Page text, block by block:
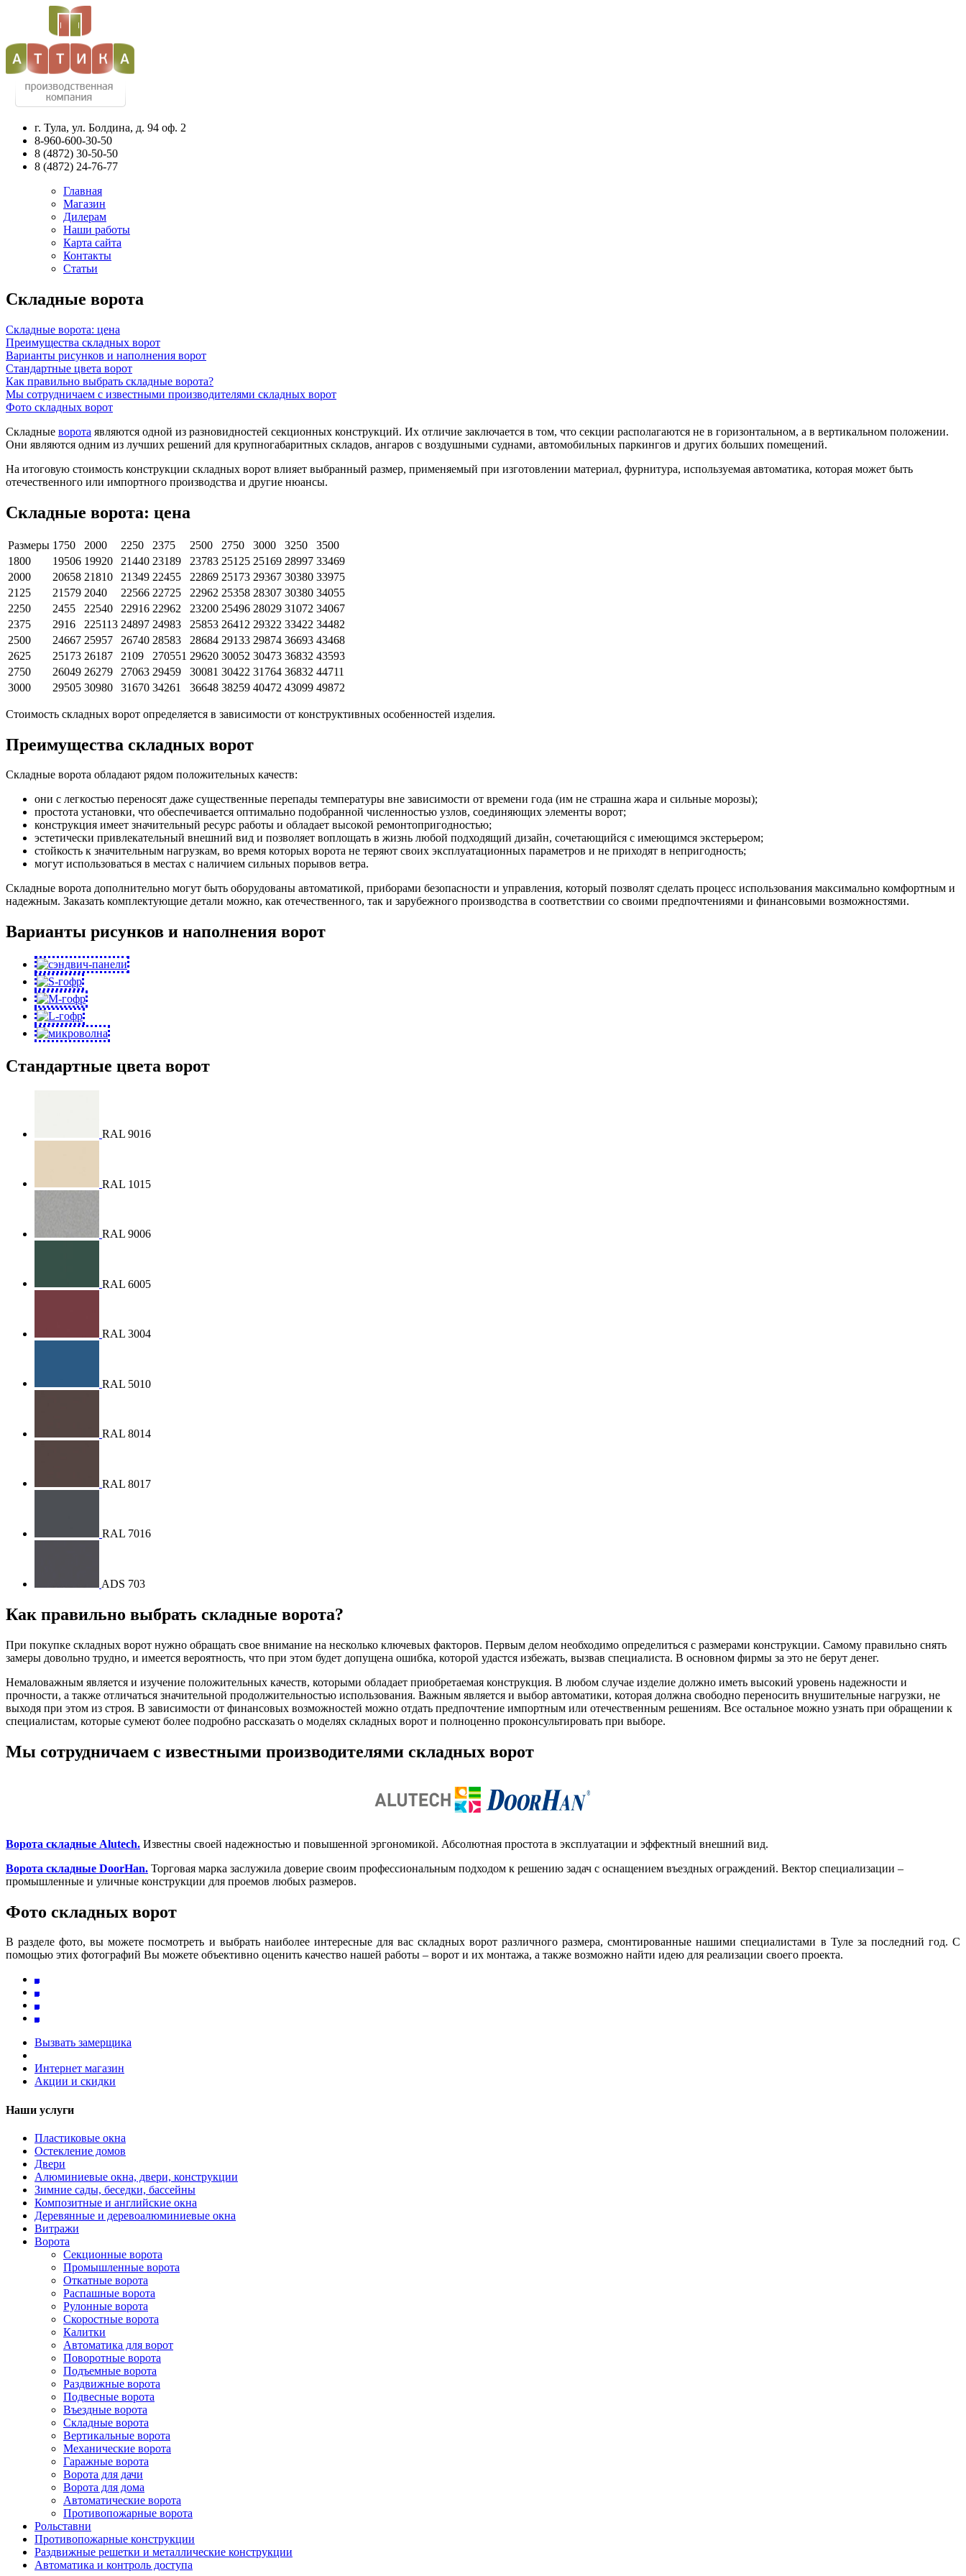
г. Тула, ул. Болдина, д. 94 оф. 2
8-960-600-30-50
8 (4872) 30-50-50
8 (4872) 24-76-77
Главная
Магазин
Дилерам
Наши работы
Карта сайта
Контакты
Статьи
Складные ворота
Складные ворота: цена
Преимущества складных ворот
Варианты рисунков и наполнения ворот
Стандартные цвета ворот
Как правильно выбрать складные ворота?
Мы сотрудничаем с известными производителями складных ворот
Фото складных ворот
Складные ворота являются одной из разновидностей секционных конструкций. Их отличие заключается в том, что секции располагаются не в горизонтальном, а в вертикальном положении.
Они являются одним из лучших решений для крупногабаритных складов, ангаров с воздушными суднами, автомобильных паркингов и других больших помещений.
На итоговую стоимость конструкции складных ворот влияет выбранный размер, применяемый при изготовлении материал, фурнитура, используемая автоматика, которая может быть
отечественного или импортного производства и другие нюансы.
Складные ворота: цена
Размеры 1750 2000 2250 2375 2500 2750 3000 3250
3500
1800
19506 19920 21440 23189 23783 25125 25169 28997 33469
2000
20658 21810 21349 22455 22869 25173 29367 30380 33975
2125
21579 2040 22566 22725 22962 25358 28307 30380 34055
2250
2455 22540 22916 22962 23200 25496 28029 31072 34067
2375
2916 225113 24897 24983 25853 26412 29322 33422 34482
2500
24667 25957 26740 28583 28684 29133 29874 36693 43468
2625
25173 26187 2109 270551 29620 30052 30473 36832 43593
2750
26049 26279 27063 29459 30081 30422 31764 36832 44711
3000
29505 30980 31670 34261 36648 38259 40472 43099 49872
Стоимость складных ворот определяется в зависимости от конструктивных особенностей изделия.
Преимущества складных ворот
Складные ворота обладают рядом положительных качеств:
они с легкостью переносят даже существенные перепады температуры вне зависимости от времени года (им не страшна жара и сильные морозы);
простота установки, что обеспечивается оптимально подобранной численностью узлов, соединяющих элементы ворот;
конструкция имеет значительный ресурс работы и обладает высокой ремонтопригодностью;
эстетически привлекательный внешний вид и позволяет воплощать в жизнь любой подходящий дизайн, сочетающийся с имеющимся экстерьером;
стойкость к значительным нагрузкам, во время которых ворота не теряют своих эксплуатационных параметров и не приходят в непригодность;
могут использоваться в местах с наличием сильных порывов ветра.
Складные ворота дополнительно могут быть оборудованы автоматикой, приборами безопасности и управления, который позволят сделать процесс использования максимально комфортным и
надежным. Заказать комплектующие детали можно, как отечественного, так и зарубежного производства в соответствии со своими предпочтениями и финансовыми возможностями.
Варианты рисунков и наполнения ворот
Стандартные цвета ворот
RAL 9016
RAL 1015
RAL 9006
RAL 6005
RAL 3004
RAL 5010
RAL 8014
RAL 8017
RAL 7016
ADS 703
Как правильно выбрать складные ворота?
При покупке складных ворот нужно обращать свое внимание на несколько ключевых факторов. Первым делом необходимо определиться с размерами конструкции. Самому правильно снять
замеры довольно трудно, и имеется вероятность, что при этом будет допущена ошибка, которой удастся избежать, вызвав специалиста. В основном фирмы за это не берут денег.
Немаловажным является и изучение положительных качеств, которыми обладает приобретаемая конструкция. В любом случае изделие должно иметь высокий уровень надежности и
прочности, а также отличаться значительной продолжительностью использования. Важным является и выбор автоматики, которая должна свободно переносить внушительные нагрузки, не
выходя при этом из строя. В зависимости от финансовых возможностей можно отдать предпочтение импортным или отечественным решениям. Все остальное можно узнать при обращении к
специалистам, которые сумеют более подробно рассказать о моделях складных ворот и полноценно проконсультировать при выборе.
Мы сотрудничаем с известными производителями складных ворот
Ворота складные Alutech. Известны своей надежностью и повышенной эргономикой. Абсолютная простота в эксплуатации и эффектный внешний вид.
Ворота складные DoorHan. Торговая марка заслужила доверие своим профессиональным подходом к решению задач с оснащением въездных ограждений. Вектор специализации –
промышленные и уличные конструкции для проемов любых размеров.
Фото складных ворот
В разделе фото, вы можете посмотреть и выбрать наиболее интересные для вас складных ворот различного размера, смонтированные нашими специалистами в Туле за последний год. С
помощью этих фотографий Вы можете объективно оценить качество нашей работы – ворот и их монтажа, а также возможно найти идею для реализации своего проекта.
Вызвать замерщика
Интернет магазин
Акции и скидки
Наши услуги
Пластиковые окна
Остекление домов
Двери
Алюминиевые окна, двери, конструкции
Зимние сады, беседки, бассейны
Композитные и английские окна
Деревянные и деревоалюминиевые окна
Витражи
Ворота
Секционные ворота
Промышленные ворота
Откатные ворота
Распашные ворота
Рулонные ворота
Скоростные ворота
Калитки
Автоматика для ворот
Поворотные ворота
Подъемные ворота
Раздвижные ворота
Подвесные ворота
Въездные ворота
Складные ворота
Вертикальные ворота
Механические ворота
Гаражные ворота
Ворота для дачи
Ворота для дома
Автоматические ворота
Противопожарные ворота
Рольставни
Противопожарные конструкции
Раздвижные решетки и металлические конструкции
Автоматика и контроль доступа